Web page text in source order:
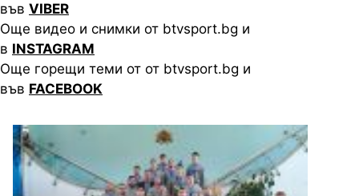
във VIBER
Още видео и снимки от btvsport.bg и
в INSTAGRAM
Още горещи теми от от btvsport.bg и
във FACEBOOK